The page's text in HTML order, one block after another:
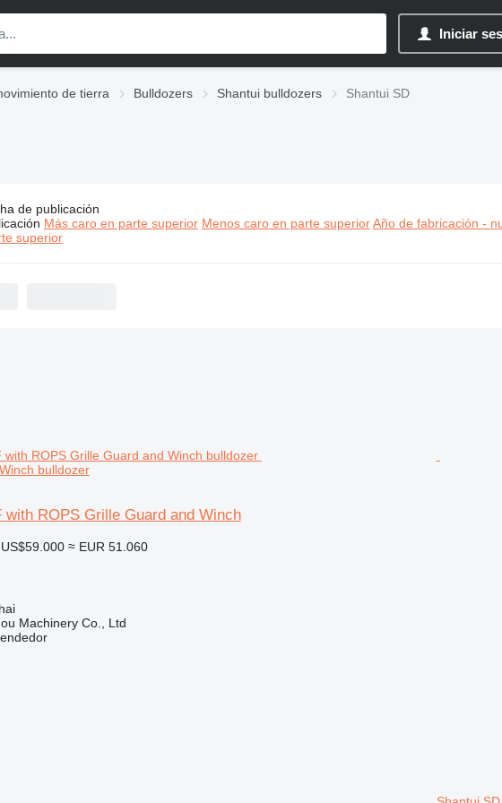
Iniciar
de tierra Bulldozers Shantui bulldozers Shantui SD
Shantui SD bulldozers
de publicación
Más caro en parte superior Menos caro en parte superior Año de fabricación -
superior
bulldozer
with ROPS Grille Guard and Winch
US$59.000 ≈ EUR 51.060
Machinery Co., Ltd